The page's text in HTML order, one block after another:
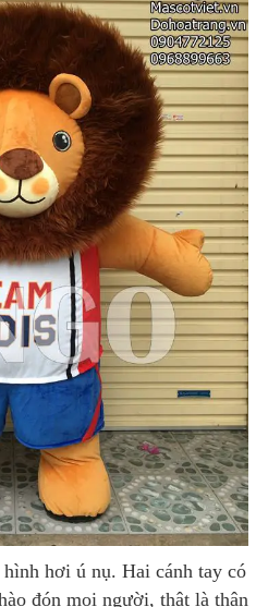
hơi ú nụ. Hai cánh tay có
đón mọi người, thật là thân